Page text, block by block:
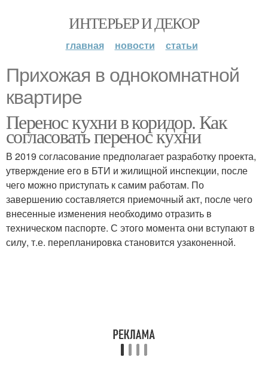
ИНТЕРЬЕР И ДЕКОР
главная новости статьи
Прихожая в однокомнатной
квартире
Перенос кухни в коридор. Как
согласовать перенос кухни
В 2019 согласование предполагает разработку проекта,
утверждение его в БТИ и жилищной инспекции, после
чего можно приступать к самим работам. По
завершению составляется приемочный акт, после чего
внесенные изменения необходимо отразить в
техническом паспорте. С этого момента они вступают в
силу, т.е. перепланировка становится узаконенной.